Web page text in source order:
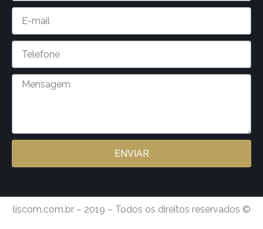
ENVIAR
liscom.com.br – 2019 – Todos os direitos reservados ©